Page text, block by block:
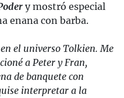
y mostró especial
enana con barba.
el universo Tolkien. Me
a Peter y Fran,
de banquete con
interpretar a la